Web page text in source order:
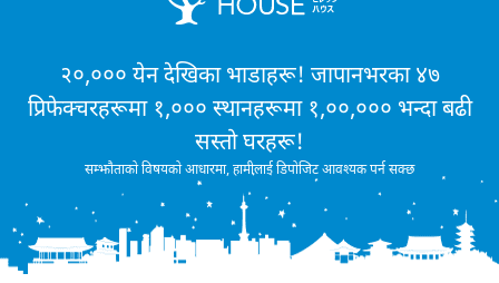
२०,००० येन देखिका भाडाहरू! जापानभरका ४७
प्रिफेक्चरहरूमा १,००० स्थानहरूमा १,००,००० भन्दा बढी
सस्तो घरहरू!
सम्झौताको विषयको आधारमा, हामीलाई डिपोजिट आवश्यक पर्न सक्छ